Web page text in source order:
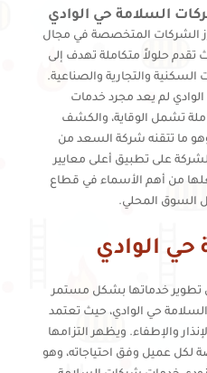
السلامة حي الوادي
الشركات المتخصصة في مجال
تقدم حلولاً متكاملة تهدف إلى
السكنية والتجارية والصناعية.
لم يعد مجرد خدمات
تشمل الوقاية، والكشف
وهو ما تتقنه شركة السعد من
على تطبيق أعلى معايير
من أهم الأسماء في قطاع
السوق المحلي.
الوادي
خدماتها بشكل مستمر
حي الوادي، حيث تعتمد
والإطفاء. ويظهر التزامها
عميل وفق احتياجاته، وهو